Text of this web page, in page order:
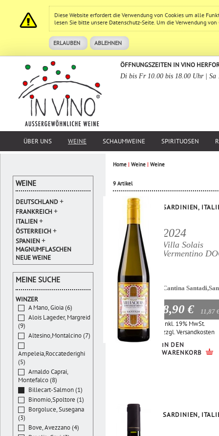
Diese Website erfordert die Verwendung von Cookies um alle
lesen Sie bitte unsere Datenschutz-Seite. Um die Verwendung
ERLAUBEN ABLEHNEN
ÖFFNUNGSZEITEN IN VINO
Di bis Fr 10.00 bis 18.00 Uhr | Sa
ÜBER UNS WEINE SCHAUMWEINE SPIRITUOSEN
Home | Weine | Weine
9 Artikel
SARDINIEN,
2024
Villa Solais
Vermentino
Cantina
8,90 € 11,87
Inkl. 19% MwSt.
zzgl.Versandkosten
IN DEN
WARENKORB
SARDINIEN,
WEINE
DEUTSCHLAND+
FRANKREICH+
ITALIEN+
ÖSTERREICH+
SPANIEN+
MAGNUMFLASCHEN
NEUE WEINE
MEINE SUCHE
WINZER
A Mano, Gioia (6)
Alois Lageder, Margreid
(9)
Altesino,Montalcino (7)
Ampeleia,Roccatederighi
(5)
Arnaldo Caprai,
Montefalco (8)
Billecart-Salmon (1)
Binomio,Spoltore (1)
Borgoluce, Susegana
(3)
Bove, Avezzano (4)